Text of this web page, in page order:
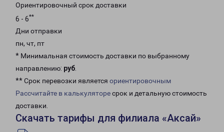
Ориентировочный срок доставки
6 - 6**
Дни отправки
пн, чт, пт
* Минимальная стоимость доставки по выбранному
направлению: руб.
** Срок перевозки является ориентировочным
Рассчитайте в калькуляторесрок и детальную стоимость
доставки.
Скачать тарифы для филиала «Аксай»